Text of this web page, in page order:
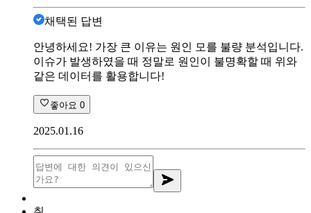
채택된 답변
안녕하세요! 가장 큰 이유는 원인 모를 불량 분석입니다.
이슈가 발생하였을 때 정말로 원인이 불명확할 때 위와
같은 데이터를 활용합니다!
좋아요 0
2025.01.16